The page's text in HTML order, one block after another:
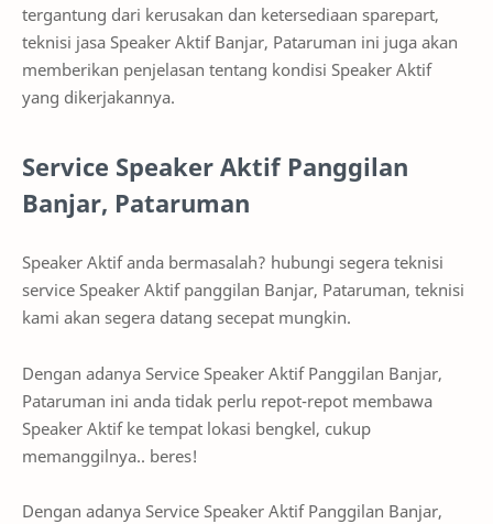
tergantung dari kerusakan dan ketersediaan sparepart,
teknisi jasa Speaker Aktif Banjar, Pataruman ini juga akan
memberikan penjelasan tentang kondisi Speaker Aktif
yang dikerjakannya.
Service Speaker Aktif Panggilan
Banjar, Pataruman
Speaker Aktif anda bermasalah? hubungi segera teknisi
service Speaker Aktif panggilan Banjar, Pataruman, teknisi
kami akan segera datang secepat mungkin.
Dengan adanya Service Speaker Aktif Panggilan Banjar,
Pataruman ini anda tidak perlu repot-repot membawa
Speaker Aktif ke tempat lokasi bengkel, cukup
memanggilnya.. beres!
Dengan adanya Service Speaker Aktif Panggilan Banjar,